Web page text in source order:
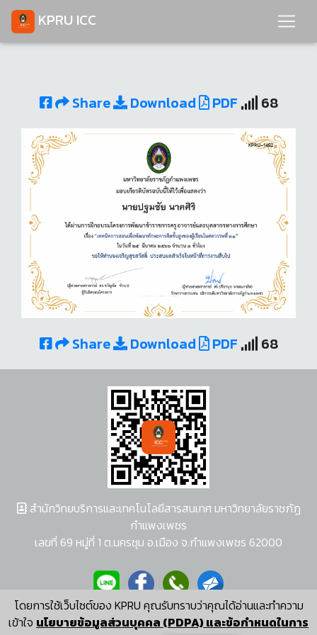
KPRU ICC
Share Download PDF 68
Share Download PDF 68
โดยการใช้เว็บไซต์ของ KPRU คุณรับทราบว่าคุณได้อ่านและทำความ
เข้าใจ นโยบายข้อมูลส่วนบุคคล (PDPA) และข้อกำหนดในการ
สำนักวิทยบริการและเทคโนโลยีสารสนเทศ มหาวิทยาลัยราชภัฏ
กำแพงเพชร
เลขที่ 69 หมู่ที่ 1 ต.นครชุม อ.เมือง จ.กำแพงเพชร 62000
ผู้พัฒนาระบบ อนุชา พวงผกา